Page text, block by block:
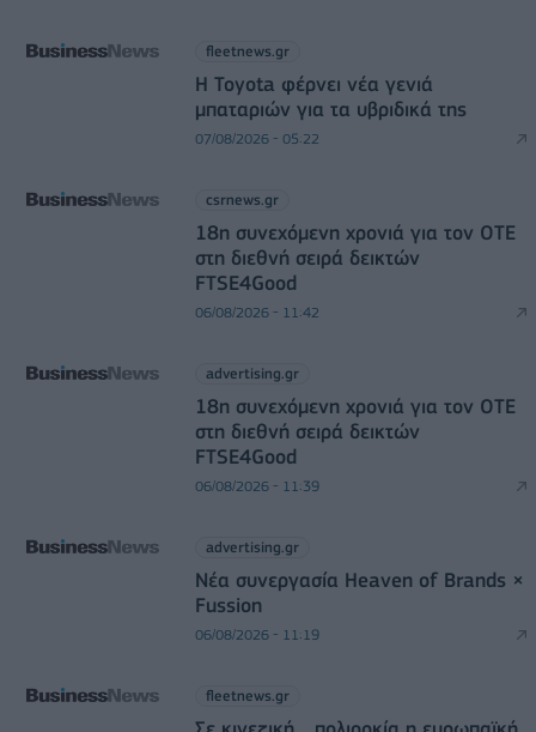
fleetnews.gr
Η Toyota φέρνει νέα γενιά
μπαταριών για τα υβριδικά της
07/08/2026 - 05:22
csrnews.gr
18η συνεχόμενη χρονιά για τον ΟΤΕ
στη διεθνή σειρά δεικτών
FTSE4Good
06/08/2026 - 11:42
advertising.gr
18η συνεχόμενη χρονιά για τον ΟΤΕ
στη διεθνή σειρά δεικτών
FTSE4Good
06/08/2026 - 11:39
advertising.gr
Νέα συνεργασία Heaven of Brands ×
Fussion
06/08/2026 - 11:19
fleetnews.gr